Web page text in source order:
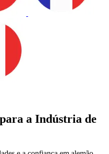
a Indústria de